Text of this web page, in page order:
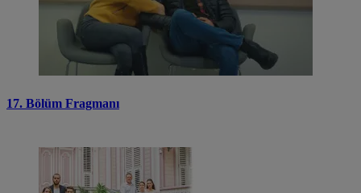
17. Bölüm Fragmanı